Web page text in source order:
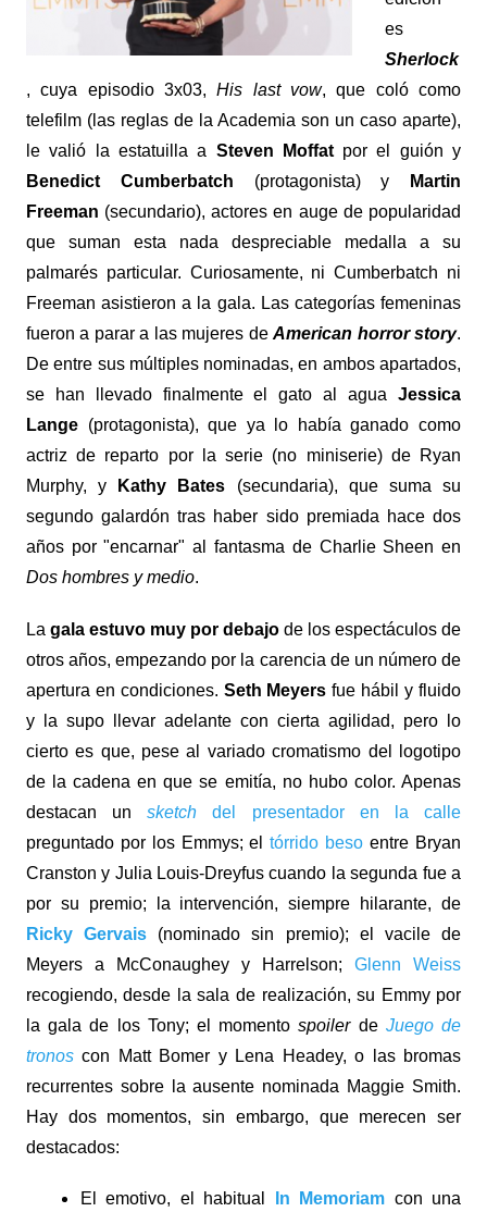
es
Sherlock
, cuya episodio 3x03,His last vow, que coló como
telefilm (las reglas de la Academia son un caso aparte),
le valió la estatuilla a Steven Moffatpor el guión y
Benedict Cumberbatch (protagonista) y
Martin
Freeman (secundario), actores en auge de popularidad
que suman esta nada despreciable medalla a su
palmarés particular. Curiosamente, ni Cumberbatch ni
Freeman asistieron a la gala. Las categorías femeninas
fueron a parar a las mujeres deAmerican horror story.
De entre sus múltiples nominadas, en ambos apartados,
se han llevado finalmente el gato al aguaJessica
Lange(protagonista), que ya lo había ganado como
actriz de reparto por la serie (no miniserie) de Ryan
Murphy, y
Kathy Bates (secundaria), que suma su
segundo galardón tras haber sido premiada hace dos
años por "encarnar" al fantasma de Charlie Sheen en
Dos hombres y medio.
La gala estuvo muy por debajo de los espectáculos de
otros años, empezando por la carencia de un número de
apertura en condiciones. Seth Meyers fue hábil y fluido
y la supo llevar adelante con cierta agilidad, pero lo
cierto es que, pese al variado cromatismo del logotipo
de la cadena en que se emitía, no hubo color. Apenas
destacan unsketchdel presentador en la calle
preguntado por los Emmys; eltórrido beso entre Bryan
Cranston y Julia Louis-Dreyfus cuando la segunda fue a
por su premio; la intervención, siempre hilarante, de
Ricky Gervais (nominado sin premio); el vacile de
Meyers a McConaughey y Harrelson;Glenn Weiss
recogiendo, desde la sala de realización, su Emmy por
la gala de los Tony; el momentospoiler de Juego de
tronoscon Matt Bomer y Lena Headey, o las bromas
recurrentes sobre la ausente nominada Maggie Smith.
Hay dos momentos, sin embargo, que merecen ser
destacados:
El emotivo, el habitual In Memoriam con una